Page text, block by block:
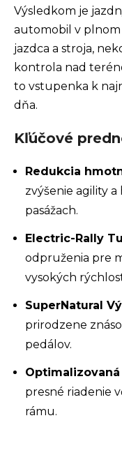
Výsledkom je
automobil v plnom
jazdca a stroja,
kontrola nad
to vstupenka k
dňa.
Kľúčové
Redukcia
zvýšenie agility
pasážach.
Electric-Rally
odpruženia pre
vysokých
SuperNatural
prirodzene
pedálov.
presné riadenie
rámu.